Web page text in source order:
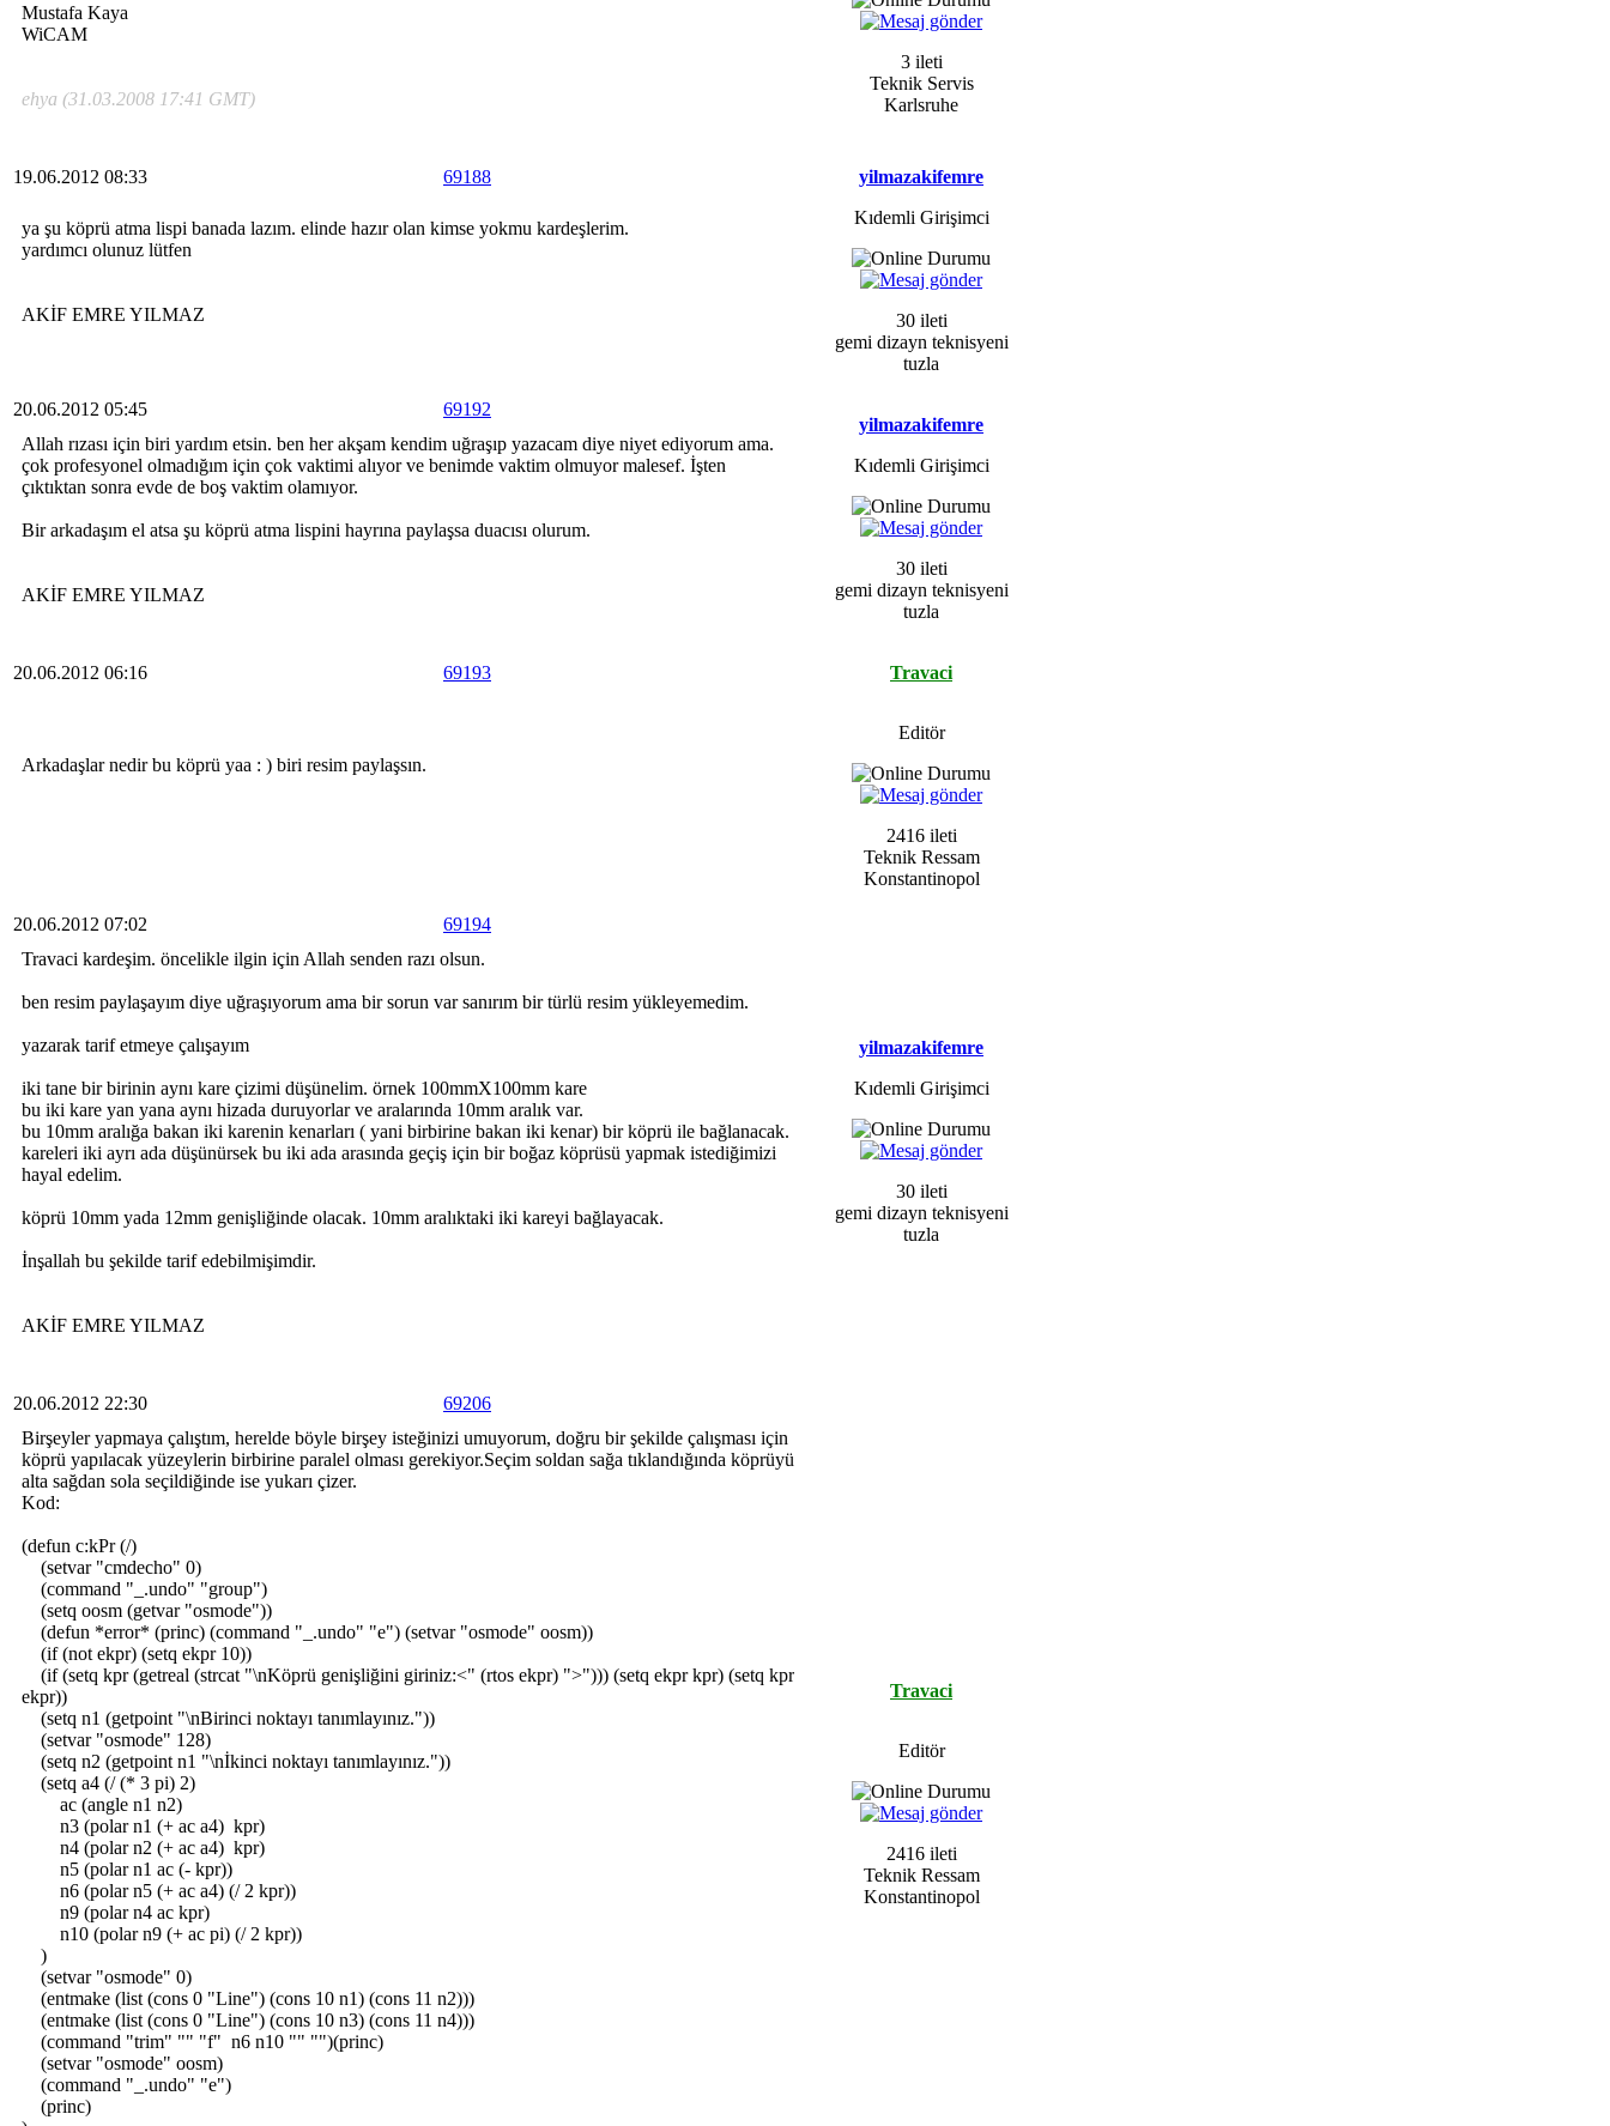
3 ileti
Teknik Servis
Karlsruhe
Mustafa Kaya
WiCAM
ehya (31.03.2008 17:41 GMT)
19.06.2012 08:33 69188
yilmazakifemre
Kıdemli Girişimci
30 ileti
gemi dizayn teknisyeni
tuzla
ya şu köprü atma lispi banada lazım. elinde hazır olan kimse yokmu kardeşlerim.
yardımcı olunuz lütfen
AKİF EMRE YILMAZ
20.06.2012 05:45 69192
yilmazakifemre
Kıdemli Girişimci
30 ileti
gemi dizayn teknisyeni
tuzla
Allah rızası için biri yardım etsin. ben her akşam kendim uğraşıp yazacam diye niyet ediyorum ama.
çok profesyonel olmadığım için çok vaktimi alıyor ve benimde vaktim olmuyor malesef. İşten
çıktıktan sonra evde de boş vaktim olamıyor.
Bir arkadaşım el atsa şu köprü atma lispini hayrına paylaşsa duacısı olurum.
AKİF EMRE YILMAZ
20.06.2012 06:16 69193 Travaci
Editör
2416 ileti
Teknik Ressam
Konstantinopol
Arkadaşlar nedir bu köprü yaa : ) biri resim paylaşsın.
20.06.2012 07:02 69194
yilmazakifemre
Kıdemli Girişimci
30 ileti
gemi dizayn teknisyeni
tuzla
Travaci kardeşim. öncelikle ilgin için Allah senden razı olsun.
ben resim paylaşayım diye uğraşıyorum ama bir sorun var sanırım bir türlü resim yükleyemedim.
yazarak tarif etmeye çalışayım
iki tane bir birinin aynı kare çizimi düşünelim. örnek 100mmX100mm kare
bu iki kare yan yana aynı hizada duruyorlar ve aralarında 10mm aralık var.
bu 10mm aralığa bakan iki karenin kenarları ( yani birbirine bakan iki kenar) bir köprü ile bağlanacak.
kareleri iki ayrı ada düşünürsek bu iki ada arasında geçiş için bir boğaz köprüsü yapmak istediğimizi
hayal edelim.
köprü 10mm yada 12mm genişliğinde olacak. 10mm aralıktaki iki kareyi bağlayacak.
İnşallah bu şekilde tarif edebilmişimdir.
AKİF EMRE YILMAZ
20.06.2012 22:30 69206
Travaci
Editör
2416 ileti
Teknik Ressam
Konstantinopol
Birşeyler yapmaya çalıştım, herelde böyle birşey isteğinizi umuyorum, doğru bir şekilde çalışması için
köprü yapılacak yüzeylerin birbirine paralel olması gerekiyor.Seçim soldan sağa tıklandığında köprüyü
alta sağdan sola seçildiğinde ise yukarı çizer.
Kod:
(defun c:kPr (/)
(setvar "cmdecho" 0)
(command "_.undo" "group")
(setq oosm (getvar "osmode"))
(defun *error* (princ) (command "_.undo" "e") (setvar "osmode" oosm))
(if (not ekpr) (setq ekpr 10))
(if (setq kpr (getreal (strcat "\nKöprü genişliğini giriniz:<" (rtos ekpr) ">"))) (setq ekpr kpr) (setq kpr
ekpr))
(setq n1 (getpoint "\nBirinci noktayı tanımlayınız."))
(setvar "osmode" 128)
(setq n2 (getpoint n1 "\nİkinci noktayı tanımlayınız."))
(setq a4 (/ (* 3 pi) 2)
ac (angle n1 n2)
n3 (polar n1 (+ ac a4) kpr)
n4 (polar n2 (+ ac a4) kpr)
n5 (polar n1 ac (- kpr))
n6 (polar n5 (+ ac a4) (/ 2 kpr))
n9 (polar n4 ac kpr)
n10 (polar n9 (+ ac pi) (/ 2 kpr))
)
(setvar "osmode" 0)
(entmake (list (cons 0 "Line") (cons 10 n1) (cons 11 n2)))
(entmake (list (cons 0 "Line") (cons 10 n3) (cons 11 n4)))
(command "trim" "" "f" n6 n10 "" "")(princ)
(setvar "osmode" oosm)
(command "_.undo" "e")
(princ)